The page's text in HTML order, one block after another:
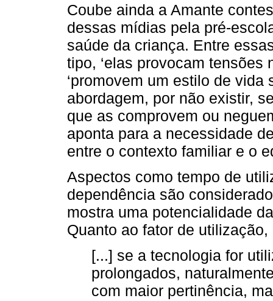
Coube ainda a Amante
dessas mídias pela pré-
saúde da criança. Entre
tipo, ‘elas provocam tensões
‘promovem um estilo de vida
abordagem, por não existir,
que as comprovem ou
aponta para a necessidade
entre o contexto familiar e o
Aspectos como tempo de
dependência são
mostra uma potencialidade
Quanto ao fator de
[...] se a tecnologia for
prolongados,
com maior pertinência,